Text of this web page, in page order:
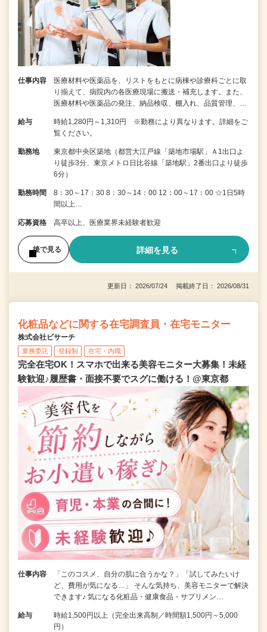
仕事内容
医療材料や医薬品を、リストをもとに病棟や診療科ごとに取
り揃えて、病院内の各医療現場に搬送・補充します。また、
医療材料や医薬品の発注、納品検収、棚入れ、品質管理、…
給与
時給1,280円～1,310円 ※勤務により異なります。詳細をご
覧ください。
勤務地
東京都中央区築地（都営大江戸線「築地市場駅」Ａ1出口よ
り徒歩3分、東京メトロ日比谷線「築地駅」2番出口より徒歩
6分）
勤務時間
8：30～17：30 8：30～14：00 12：00～17：00 ☆1日5時
間以上…
応募資格 高卒以上、医療業界未経験者歓迎
後で見る 詳細を見る
更新日： 2026/07/24 掲載終了日： 2026/08/31
化粧品などに関する在宅調査員・在宅モニター
株式会社ビサーチ
業務委託 登録制 在宅・内職
完全在宅OK！スマホで出来る美容モニター大募集！未経
験歓迎♪履歴書・面接不要でスグに働ける！@東京都
仕事内容
「このコスメ、自分の肌に合うかな？」「試してみたいけ
ど、費用が気になる…」 そんな気持ち、美容モニターで解決
できます♪ 気になる化粧品・健康食品・サプリメン…
給与
時給1,500円以上（完全出来高制／時間額1,500円～5,000
円）